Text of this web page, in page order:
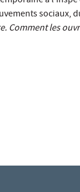
sociaux,
Comment les